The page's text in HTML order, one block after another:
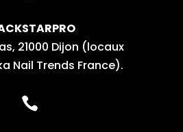
21000 Dijon (locaux
Nail Trends France).
